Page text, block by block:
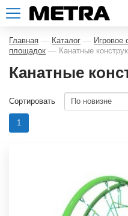
Главная — Каталог — Игровое
площадок — Канатные
Канатные
1
Сортировать